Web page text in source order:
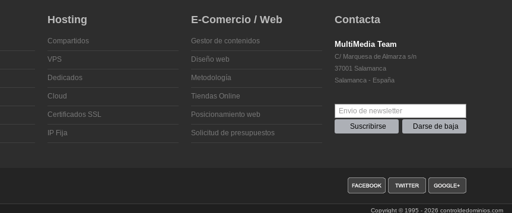
Hosting
Compartidos
VPS
Dedicados
Cloud
Certificados SSL
IP Fija
E-Comercio / Web
Gestor de contenidos
Diseño web
Metodología
Tiendas Online
Posicionamiento web
Solicitud de presupuestos
Contacta
MultiMedia Team
C/ Marquesa de Almarza s/n
37001 Salamanca
Salamanca - España
Copyright © 1995 - 2026 controldedominios.com